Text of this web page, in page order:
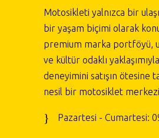
Motosikleti yalnızca bir
bir yaşam biçimi olarak
premium marka portföyü,
ve kültür odaklı
deneyimini satışın ötesine
nesil bir motosiklet
Pazartesi - Cumartesi: